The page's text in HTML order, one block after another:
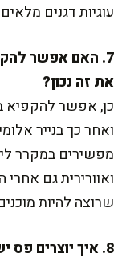
עוגיות דגנים
7. האם אפשר
את זה נכון?
כן, אפשר להקפיא
ואחר כך בנייר
מפשירים במקרר
ואוורירית גם
שרוצה להיות
8. איך יוצרים פס ישר ונאה כשפורסים את העוגה?